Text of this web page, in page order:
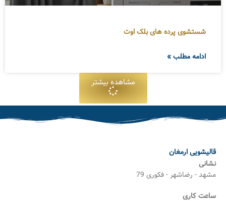
شستشوی پرده های بلک اوت
ادامه مطلب »
مشاهده بیشتر
قالیشویی ارمغان
نشانی
مشهد - رضاشهر - فکوری 79
ساعت کاری